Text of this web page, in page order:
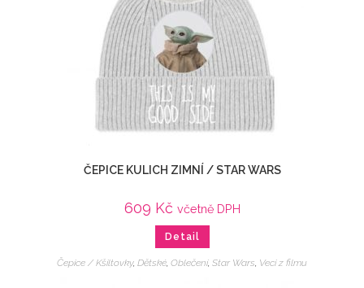
ČEPICE KULICH ZIMNÍ / STAR WARS
609 Kč včetně DPH
Detail
Čepice / Kšiltovky, Dětské, Oblečení, Star Wars, Veci z filmu